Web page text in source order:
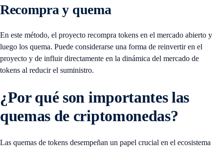
Recompra y quema
En este método, el proyecto recompra tokens en el mercado abierto y
luego los quema. Puede considerarse una forma de reinvertir en el
proyecto y de influir directamente en la dinámica del mercado de
tokens al reducir el suministro.
¿Por qué son importantes las
quemas de criptomonedas?
Las quemas de tokens desempeñan un papel crucial en el ecosistema